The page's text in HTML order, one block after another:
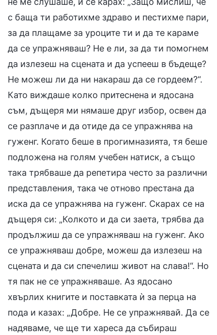
с баща ти работихме здраво и пестихме пари,
за да плащаме за уроците ти и да те караме
да се упражняваш? Не е ли, за да ти помогнем
да излезеш на сцената и да успееш в бъдеще?
Не можеш ли да ни накараш да се гордеем?“.
Като виждаше колко притеснена и ядосана
съм, дъщеря ми нямаше друг избор, освен да
се разплаче и да отиде да се упражнява на
гуженг. Когато беше в прогимназията, тя беше
подложена на голям учебен натиск, а също
така трябваше да репетира често за различни
представления, така че отново престана да
иска да се упражнява на гуженг. Скарах се на
дъщеря си: „Колкото и да си заета, трябва да
продължиш да се упражняваш на гуженг. Ако
се упражняваш добре, можеш да излезеш на
сцената и да си спечелиш живот на слава!“. Но
тя пак не се упражняваше. Аз ядосано
хвърлих книгите и поставката ѝ за перца на
пода и казах: „Добре. Не се упражнявай. Да се
надяваме, че ще ти хареса да събираш